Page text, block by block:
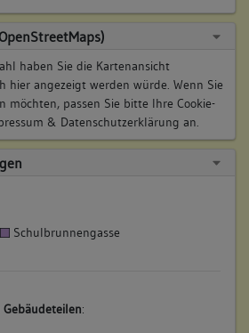
haben Sie die Kartenansicht
hier angezeigt werden würde. Wenn Sie
möchten, passen Sie bitte Ihre Cookie-
& Datenschutzerklärung an.
Schulbrunnengasse
: